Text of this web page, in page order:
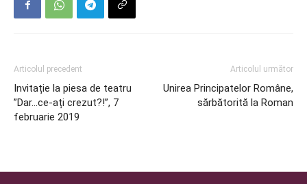
Articolul precedent
Invitație la piesa de teatru
”Dar…ce-ați crezut?!”, 7
februarie 2019
Articolul următor
Unirea Principatelor Române,
sărbătorită la Roman